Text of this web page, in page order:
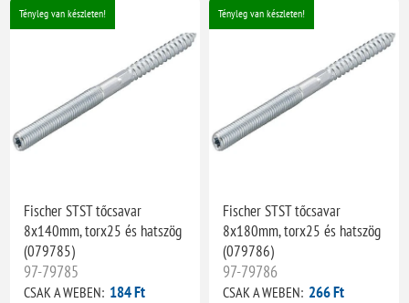
Tényleg van készleten!
Fischer STST tőcsavar
8x140mm, torx25 és hatszög
(079785)
97-79785
CSAK A WEBEN: 184 Ft
Tényleg van készleten!
Fischer STST tőcsavar
8x180mm, torx25 és hatszög
(079786)
97-79786
CSAK A WEBEN: 266 Ft